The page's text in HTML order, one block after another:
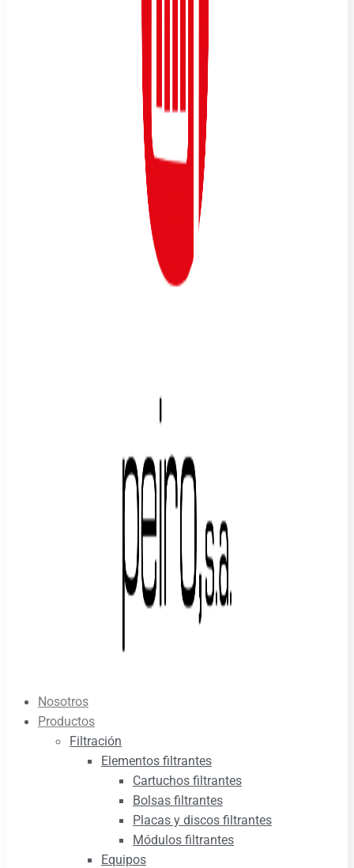
Nosotros
Productos
Filtración
Elementos filtrantes
Cartuchos filtrantes
Bolsas filtrantes
Placas y discos filtrantes
Módulos filtrantes
Equipos